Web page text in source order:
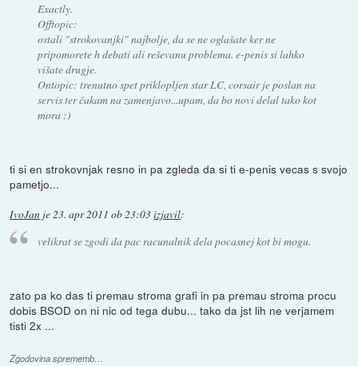
Exactly.
Offtopic:
ostali "strokovanjki" najbolje, da se ne oglašate ker ne
pripomorete h debati ali reševanu problema. e-penis si lahko
višate drugje.
Ontopic: trenutno spet priklopljen star LC, corsair je poslan na
servis ter čakam na zamenjavo...upam, da bo novi delal tako kot
mora :)
ti si en strokovnjak resno in pa zgleda da si ti e-penis vecas s svojo
pametjo...
IvoJan je23. apr 2011 ob 23:03izjavil:
velikrat se zgodi da pac racunalnik dela pocasnej kot bi mogu.
zato pa ko das ti premau stroma grafi in pa premau stroma procu
dobis BSOD on ni nic od tega dubu... tako da jst lih ne verjamem
tisti 2x ...
Zgodovina sprememb…